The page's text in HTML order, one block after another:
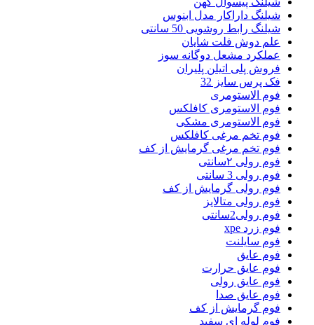
شیلنگ داراکار مدل ابنوس
شیلنگ رابط روشویی 50 سانتی
علم دوش فلت شایان
عملکرد مشعل دوگانه سوز
فروش پلی اتیلن پلیران
فک پرس سایز 32
فوم الاستومری
فوم الاستومری کافلکس
فوم الاستومری مشکی
فوم تخم مرغی کافلکس
فوم تخم مرغی گرمایش از کف
فوم رولی ۲سانتی
فوم رولی 3 سانتی
فوم رولی گرمایش از کف
فوم رولی متالایز
فوم رولی2سانتی
فوم زرد xpe
فوم سایلنت
فوم عایق
فوم عایق حرارت
فوم عایق رولی
فوم عایق صدا
فوم گرمایش از کف
فوم لوله ای سفید